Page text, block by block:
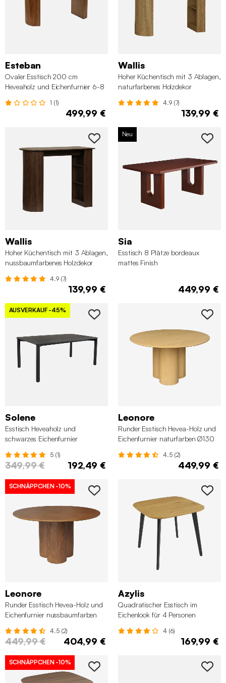
Esteban
Ovaler Esstisch 200 cm
Heveaholz und Eichenfurnier 6-8
1 (1)
499,99 €
Wallis
Hoher Küchentisch mit 3 Ablagen,
naturfarbenes Holzdekor
4.9 (7)
139,99 €
Wallis
Hoher Küchentisch mit 3 Ablagen,
nussbaumfarbenes Holzdekor
4.9 (7)
139,99 €
Neu
Sia
Esstisch 8 Plätze bordeaux
mattes Finish
449,99 €
AUSVERKAUF -45%
Solene
Esstisch Heveaholz und
schwarzes Eichenfurnier
5 (1)
349,99 € 192,49 €
Leonore
Runder Esstisch Hevea-Holz und
Eichenfurnier naturfarben Ø130
4.5 (2)
449,99 €
SCHNÄPPCHEN -10%
Leonore
Runder Esstisch Hevea-Holz und
Eichenfurnier nussbaumfarben
4.5 (2)
449,99 € 404,99 €
Azylis
Quadratischer Esstisch im
Eichenlook für 4 Personen
4 (6)
169,99 €
SCHNÄPPCHEN -10%